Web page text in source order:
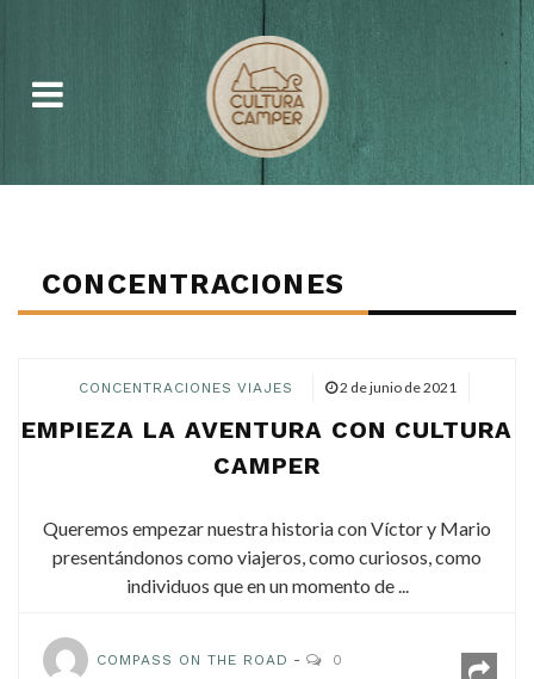
CONCENTRACIONES
CONCENTRACIONES VIAJES 2 de junio de 2021
EMPIEZA LA AVENTURA CON CULTURA
CAMPER
Queremos empezar nuestra historia con Víctor y Mario
presentándonos como viajeros, como curiosos, como
individuos que en un momento de ...
COMPASS ON THE ROAD 0